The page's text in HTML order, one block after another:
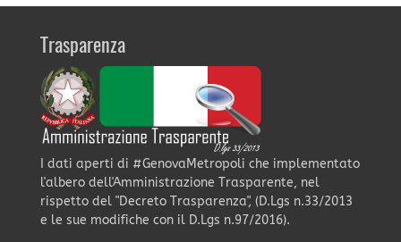
Trasparenza
I dati aperti di #GenovaMetropoli che implementato
l'albero dell'Amministrazione Trasparente, nel
rispetto del "Decreto Trasparenza", (D.Lgs n.33/2013
e le sue modifiche con il D.Lgs n.97/2016).